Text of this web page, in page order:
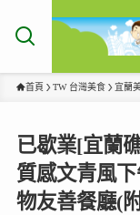
首頁 TW 台灣美食 宜蘭
已歇業[宜蘭
質感文青風
物友善餐廳(